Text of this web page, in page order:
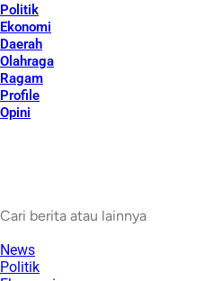
Politik
Ekonomi
Daerah
Olahraga
Ragam
Profile
Opini
News
Politik